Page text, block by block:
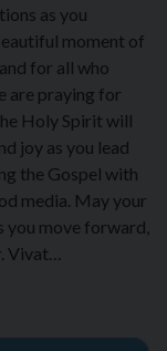
as you
moment of
for all who
are praying for
Holy Spirit will
joy as you lead
the Gospel with
media. May your
move forward,
Vivat…